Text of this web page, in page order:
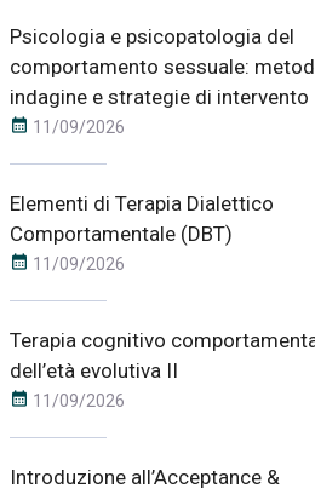
Psicologia e psicopatologia del
comportamento sessuale:
indagine e strategie di intervento
calendar_month 11/09/2026
Elementi di Terapia Dialettico
Comportamentale (DBT)
calendar_month 11/09/2026
Terapia cognitivo
dell’età evolutiva II
calendar_month 11/09/2026
Introduzione all’Acceptance &